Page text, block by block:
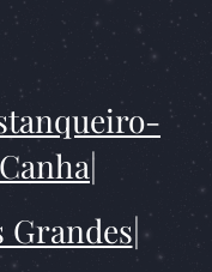
Canha|
Grandes|